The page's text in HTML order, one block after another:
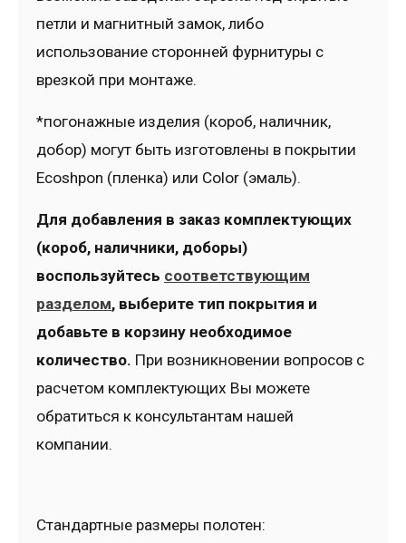
петли и магнитный замок, либо
использование сторонней фурнитуры с
врезкой при монтаже.
*погонажные изделия (короб, наличник,
добор) могут быть изготовлены в покрытии
Ecoshpon (пленка) или Color (эмаль).
Для добавления в заказ комплектующих
(короб, наличники, доборы)
воспользуйтесь соответствующим
разделом, выберите тип покрытия и
добавьте в корзину необходимое
количество. При возникновении вопросов с
расчетом комплектующих Вы можете
обратиться к консультантам нашей
компании.
Стандартные размеры полотен: